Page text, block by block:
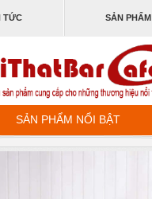
TỨC SẢN PHẨM
SẢN PHẨM NỔI BẬT